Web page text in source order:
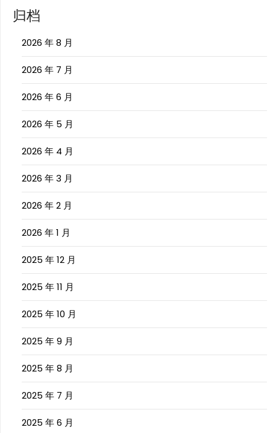
归档
2026 年 8 月
2026 年 7 月
2026 年 6 月
2026 年 5 月
2026 年 4 月
2026 年 3 月
2026 年 2 月
2026 年 1 月
2025 年 12 月
2025 年 11 月
2025 年 10 月
2025 年 9 月
2025 年 8 月
2025 年 7 月
2025 年 6 月